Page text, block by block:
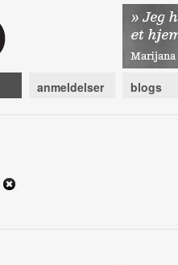
anmeldelser blogs